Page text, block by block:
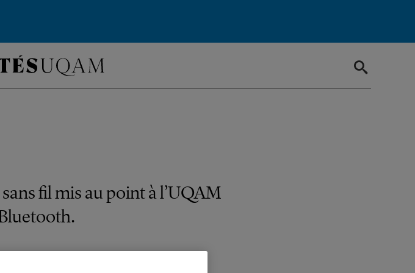
fil mis au point à l’UQAM